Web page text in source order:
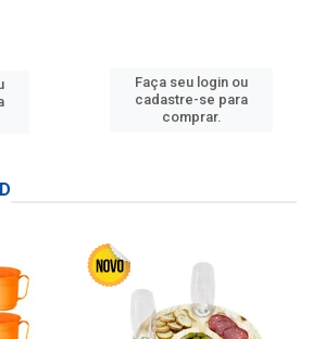
Faça seu login ou
cadastre-se para
comprar.